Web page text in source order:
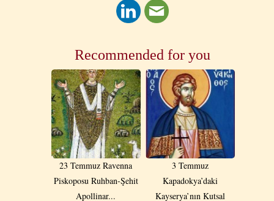
Recommended for you
23 Temmuz Ravenna
Piskoposu Ruhban-Şehit
Apollinar...
3 Temmuz
Kapadokya’daki
Kayserya’nın Kutsal